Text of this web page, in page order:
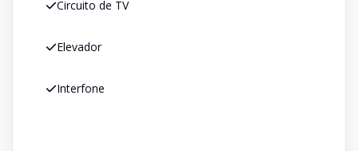
Circuito de TV
Elevador
Interfone